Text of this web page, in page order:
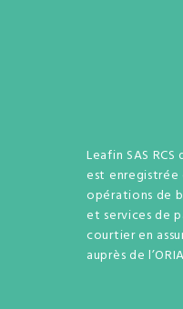
Leafin SAS
est
opérations de
et services de
courtier en
auprès de